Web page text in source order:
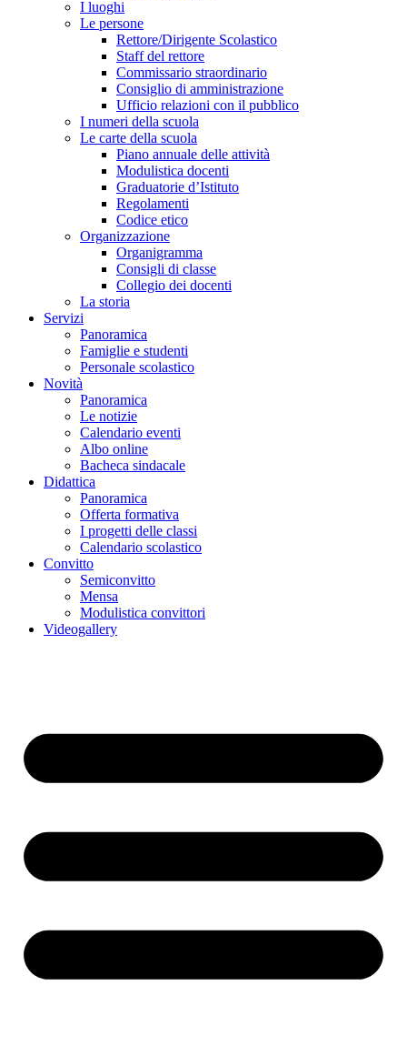
I luoghi
Le persone
Rettore/Dirigente Scolastico
Staff del rettore
Commissario straordinario
Consiglio di amministrazione
Ufficio relazioni con il pubblico
I numeri della scuola
Le carte della scuola
Piano annuale delle attività
Modulistica docenti
Graduatorie d’Istituto
Regolamenti
Codice etico
Organizzazione
Organigramma
Consigli di classe
Collegio dei docenti
La storia
Servizi
Panoramica
Famiglie e studenti
Personale scolastico
Novità
Panoramica
Le notizie
Calendario eventi
Albo online
Bacheca sindacale
Didattica
Panoramica
Offerta formativa
I progetti delle classi
Calendario scolastico
Convitto
Semiconvitto
Mensa
Modulistica convittori
Videogallery